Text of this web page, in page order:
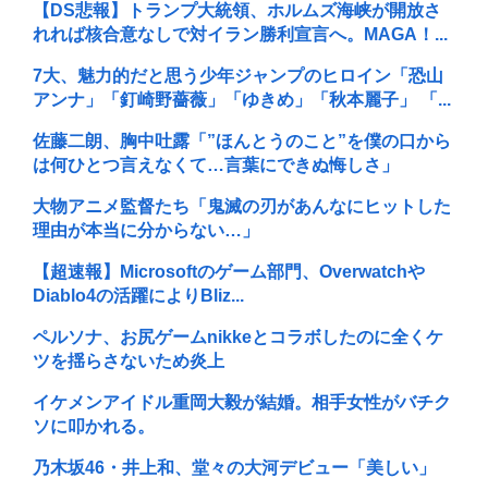
【DS悲報】トランプ大統領、ホルムズ海峡が開放さ
れれば核合意なしで対イラン勝利宣言へ。MAGA！...
7大、魅力的だと思う少年ジャンプのヒロイン「恐山
アンナ」「釘崎野薔薇」「ゆきめ」「秋本麗子」 「...
佐藤二朗、胸中吐露「”ほんとうのこと”を僕の口から
は何ひとつ言えなくて…言葉にできぬ悔しさ」
大物アニメ監督たち「鬼滅の刃があんなにヒットした
理由が本当に分からない…」
【超速報】Microsoftのゲーム部門、Overwatchや
Diablo4の活躍によりBliz...
ペルソナ、お尻ゲームnikkeとコラボしたのに全くケ
ツを揺らさないため炎上
イケメンアイドル重岡大毅が結婚。相手女性がバチク
ソに叩かれる。
乃木坂46・井上和、堂々の大河デビュー「美しい」